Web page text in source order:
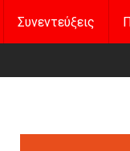
Συνεντεύξεις